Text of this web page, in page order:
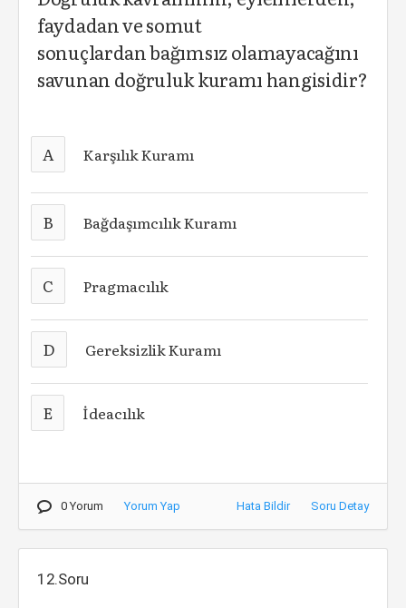
faydadan ve somut
sonuçlardan bağımsız olamayacağını
savunan doğruluk kuramı hangisidir?
A Karşılık Kuramı
B Bağdaşımcılık Kuramı
C Pragmacılık
D Gereksizlik Kuramı
E İdeacılık
0 Yorum Yorum Yap Hata Bildir Soru Detay
12.Soru